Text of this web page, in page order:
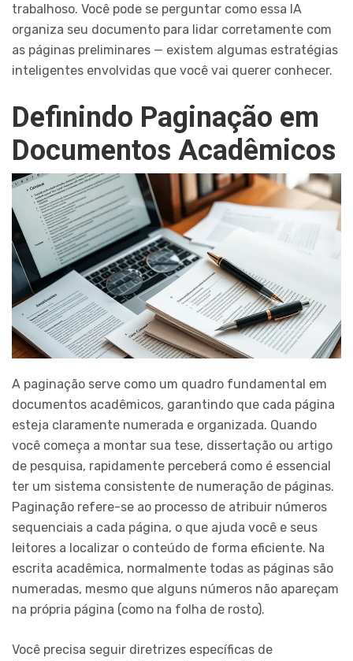
trabalhoso. Você pode se perguntar como essa IA
organiza seu documento para lidar corretamente com
as páginas preliminares — existem algumas estratégias
inteligentes envolvidas que você vai querer conhecer.
Definindo Paginação em
Documentos Acadêmicos
A paginação serve como um quadro fundamental em
documentos acadêmicos, garantindo que cada página
esteja claramente numerada e organizada. Quando
você começa a montar sua tese, dissertação ou artigo
de pesquisa, rapidamente perceberá como é essencial
ter um sistema consistente de numeração de páginas.
Paginação refere-se ao processo de atribuir números
sequenciais a cada página, o que ajuda você e seus
leitores a localizar o conteúdo de forma eficiente. Na
escrita acadêmica, normalmente todas as páginas são
numeradas, mesmo que alguns números não apareçam
na própria página (como na folha de rosto).
Você precisa seguir diretrizes específicas de